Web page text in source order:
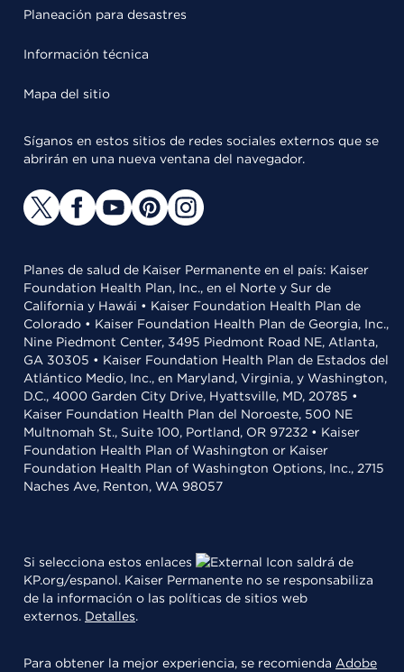
Planeación para desastres
Información técnica
Mapa del sitio
Síganos en estos sitios de redes sociales externos que se
abrirán en una nueva ventana del navegador.
Planes de salud de Kaiser Permanente en el país: Kaiser
Foundation Health Plan, Inc., en el Norte y Sur de
California y Hawái • Kaiser Foundation Health Plan de
Colorado • Kaiser Foundation Health Plan de Georgia, Inc.,
Nine Piedmont Center, 3495 Piedmont Road NE, Atlanta,
GA 30305 • Kaiser Foundation Health Plan de Estados del
Atlántico Medio, Inc., en Maryland, Virginia, y Washington,
D.C., 4000 Garden City Drive, Hyattsville, MD, 20785 •
Kaiser Foundation Health Plan del Noroeste, 500 NE
Multnomah St., Suite 100, Portland, OR 97232 • Kaiser
Foundation Health Plan of Washington or Kaiser
Foundation Health Plan of Washington Options, Inc., 2715
Naches Ave, Renton, WA 98057
Si selecciona estos enlaces
saldrá de
KP.org/espanol. Kaiser Permanente no se responsabiliza
de la información o las políticas de sitios web
externos. Detalles.
Para obtener la mejor experiencia, se recomienda Adobe